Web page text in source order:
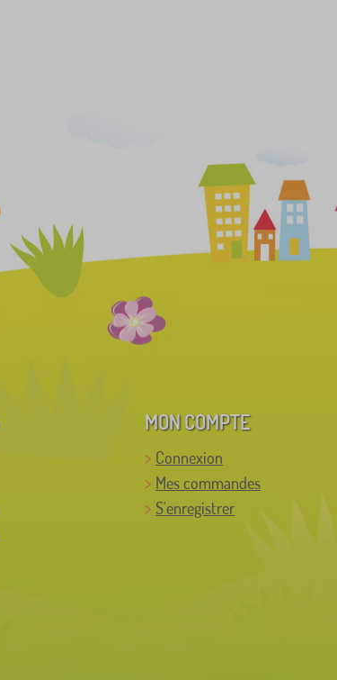
MON COMPTE
Connexion
Mes commandes
S'enregistrer